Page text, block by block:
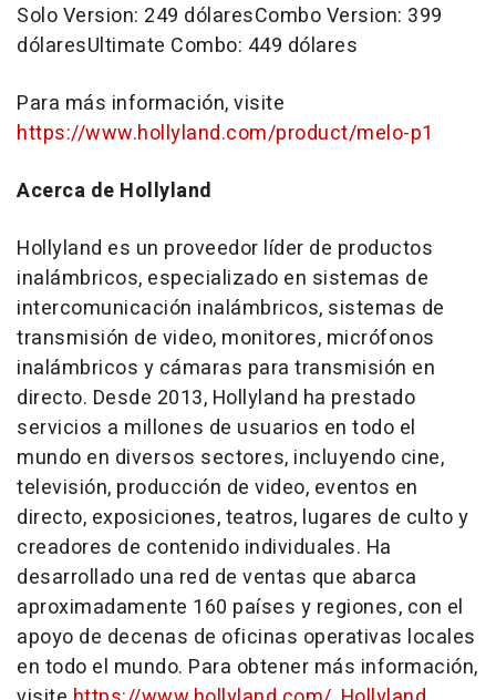
Solo Version: 249 dólaresCombo Version: 399
dólaresUltimate Combo: 449 dólares
Para más información, visite
https://www.hollyland.com/product/melo-p1
Acerca de Hollyland
Hollyland es un proveedor líder de productos
inalámbricos, especializado en sistemas de
intercomunicación inalámbricos, sistemas de
transmisión de video, monitores, micrófonos
inalámbricos y cámaras para transmisión en
directo. Desde 2013, Hollyland ha prestado
servicios a millones de usuarios en todo el
mundo en diversos sectores, incluyendo cine,
televisión, producción de video, eventos en
directo, exposiciones, teatros, lugares de culto y
creadores de contenido individuales. Ha
desarrollado una red de ventas que abarca
aproximadamente 160 países y regiones, con el
apoyo de decenas de oficinas operativas locales
en todo el mundo. Para obtener más información,